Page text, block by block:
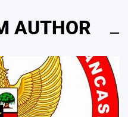
AUTHOR